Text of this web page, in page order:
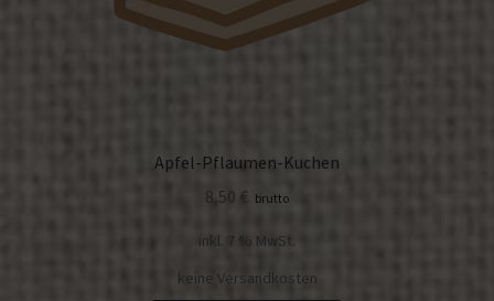
Apfel-Pflaumen-Kuchen
8,50 € brutto
inkl. 7 % MwSt.
keine Versandkosten